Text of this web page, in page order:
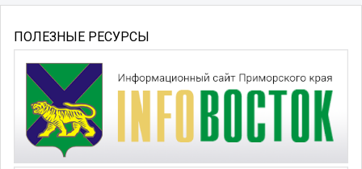
ПОЛЕЗНЫЕ РЕСУРСЫ